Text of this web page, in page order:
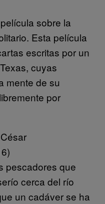
sobre la
Esta película
escritas por un
cuyas
mente de su
por
pescadores que
cerca del río
un cadáver se ha